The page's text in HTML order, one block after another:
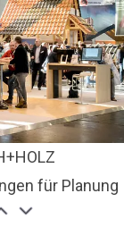
für Planung